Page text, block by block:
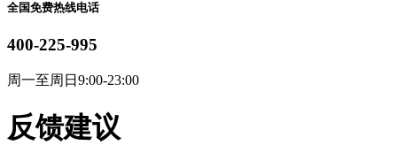
全国免费热线电话
400-225-995
周一至周日9:00-23:00
反馈建议